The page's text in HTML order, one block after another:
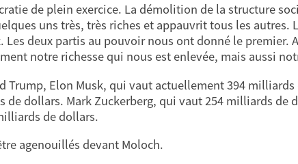
de plein exercice. La démolition de la structure
uns très, très riches et appauvrit tous les autres.
Les deux partis au pouvoir nous ont donné le premier.
notre richesse qui nous est enlevée, mais aussi
Trump, Elon Musk, qui vaut actuellement 394
de dollars. Mark Zuckerberg, qui vaut 254 milliards de
de dollars.
agenouillés devant Moloch.